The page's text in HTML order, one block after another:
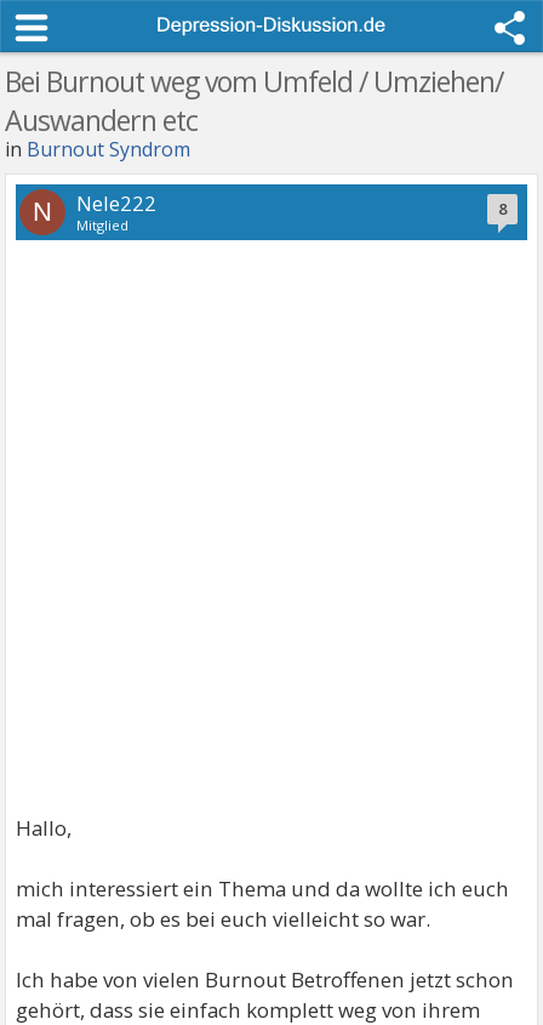
Bei Burnout weg vom Umfeld / Umziehen/
Auswandern etc
in Burnout Syndrom
8
N Nele222
Mitglied
Hallo,
mich interessiert ein Thema und da wollte ich euch
mal fragen, ob es bei euch vielleicht so war.
Ich habe von vielen Burnout Betroffenen jetzt schon
gehört, dass sie einfach komplett weg von ihrem